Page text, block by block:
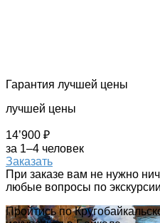
Гарантия лучшей цены
лучшей цены
14’900 ₽
за 1–4 человек
Заказать
При заказе вам не нужно
любые вопросы по
Пройтись по